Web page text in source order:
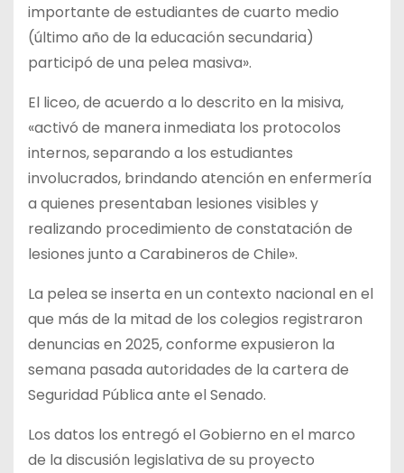
importante de estudiantes de cuarto medio
(último año de la educación secundaria)
participó de una pelea masiva».
El liceo, de acuerdo a lo descrito en la misiva,
«activó de manera inmediata los protocolos
internos, separando a los estudiantes
involucrados, brindando atención en enfermería
a quienes presentaban lesiones visibles y
realizando procedimiento de constatación de
lesiones junto a Carabineros de Chile».
La pelea se inserta en un contexto nacional en el
que más de la mitad de los colegios registraron
denuncias en 2025, conforme expusieron la
semana pasada autoridades de la cartera de
Seguridad Pública ante el Senado.
Los datos los entregó el Gobierno en el marco
de la discusión legislativa de su proyecto